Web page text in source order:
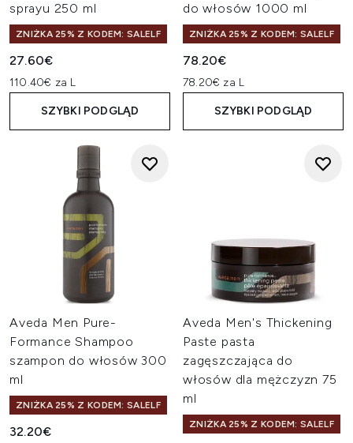
sprayu 250 ml
ZNIŻKA 25% Z KODEM: SALELF
27.60€
110.40€ za L
SZYBKI PODGLĄD
do włosów 1000 ml
ZNIŻKA 25% Z KODEM: SALELF
78.20€
78.20€ za L
SZYBKI PODGLĄD
Aveda Men Pure-
Formance Shampoo
szampon do włosów 300
ml
ZNIŻKA 25% Z KODEM: SALELF
32.20€
Aveda Men's Thickening
Paste pasta
zagęszczająca do
włosów dla mężczyzn 75
ml
ZNIŻKA 25% Z KODEM: SALELF